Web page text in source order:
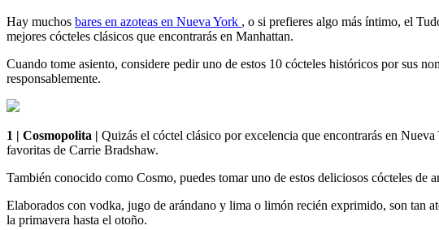
Hay muchos bares en azoteas en Nueva York , o si prefieres algo más íntimo, el
mejores cócteles clásicos que encontrarás en Manhattan.
Cuando tome asiento, considere pedir uno de estos 10 cócteles históricos por sus
responsablemente.
1 | Cosmopolita | Quizás el cóctel clásico por excelencia que encontrarás en
favoritas de Carrie Bradshaw.
También conocido como Cosmo, puedes tomar uno de estos deliciosos cócteles de
Elaborados con vodka, jugo de arándano y lima o limón recién exprimido, son tan
la primavera hasta el otoño.